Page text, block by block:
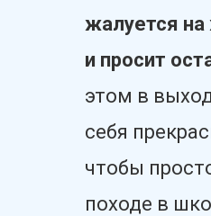
жалуется на
и просит
этом в
себя
чтобы
походе в